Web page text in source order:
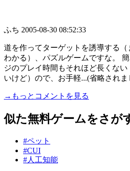
ふち 2005-08-30 08:52:33
道を作ってターゲットを誘導する
わかる）、パズルゲームですな。
ジのプレイ時間もそれほど長くな
いけど）ので、お手軽...(省略されま
→もっとコメントを見る
似た無料ゲームをさが
#ペット
#CUI
#人工知能